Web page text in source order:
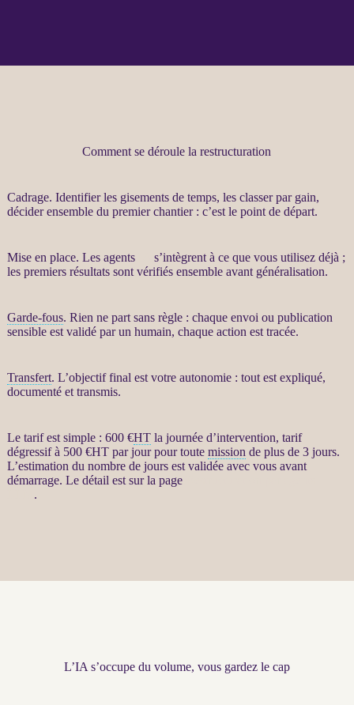
Comment se déroule la restructuration
Cadrage. Identifier les gisements de temps, les classer par gain,
décider ensemble du premier chantier : c’est le point de départ.
Mise en place. Les agents
s’intègrent à ce que vous utilisez déjà ;
les premiers résultats sont vérifiés ensemble avant généralisation.
Garde-fous. Rien ne part sans règle : chaque envoi ou publication
sensible est validé par un humain, chaque action est tracée.
Transfert. L’objectif final est votre autonomie : tout est expliqué,
documenté et transmis.
Le tarif est simple : 600 €HTla journée d’intervention, tarif
dégressif à 500 €HTpar jour pour toute mission de plus de 3 jours.
L’estimation du nombre de jours est validée avec vous avant
démarrage. Le détail est sur la page
.
L’IA s’occupe du volume, vous gardez le cap